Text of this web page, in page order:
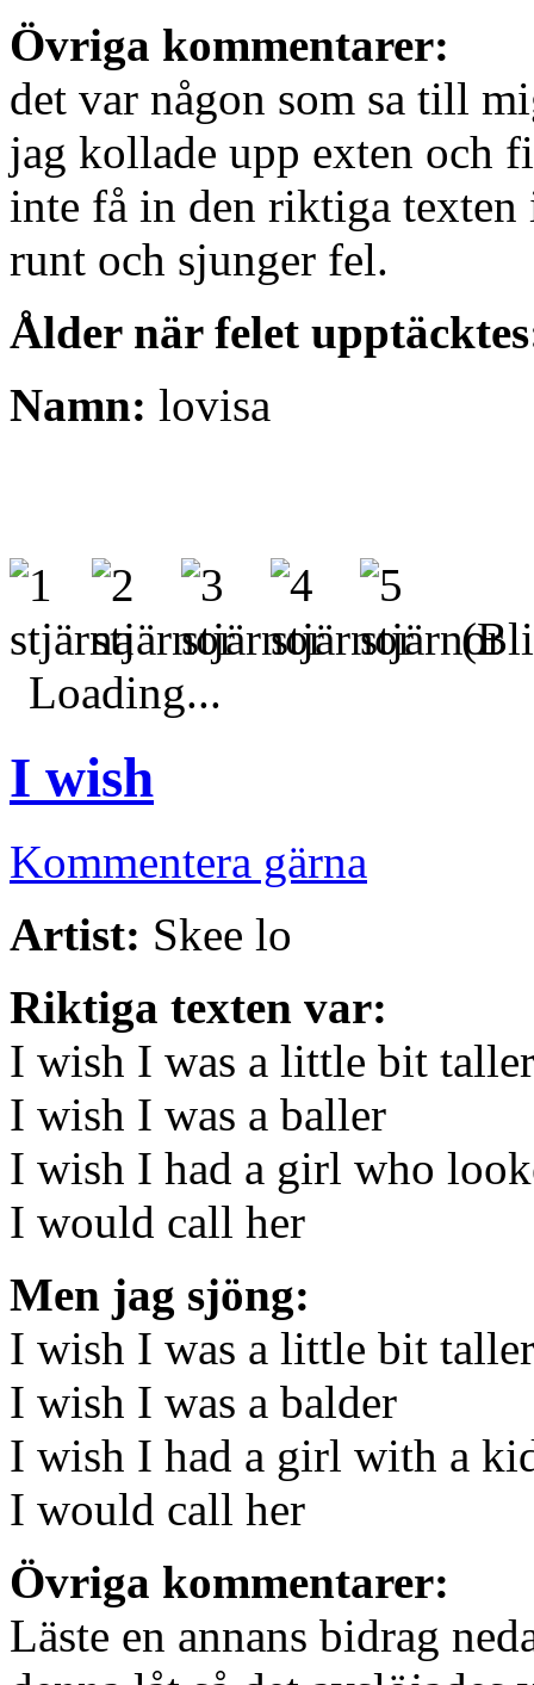
Övriga kommentarer:
det var någon som sa till
jag kollade upp exten och
inte få in den riktiga texten
runt och sjunger fel.
Ålder när felet
Namn: lovisa
(Bli
Loading...
I wish
Kommentera gärna
Artist: Skee lo
Riktiga texten var:
I wish I was a little bit taller
I wish I was a baller
I wish I had a girl who
I would call her
Men jag sjöng:
I wish I was a little bit taller
I wish I was a balder
I wish I had a girl with a
I would call her
Övriga kommentarer:
Läste en annans bidrag